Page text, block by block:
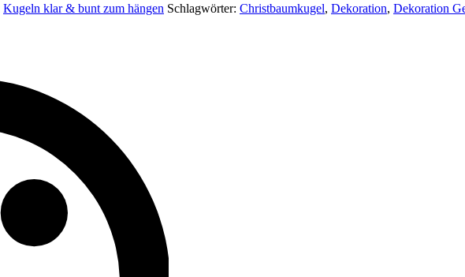
Kugeln klar & bunt zum hängen Schlagwörter: Christbaumkugel, Dekoration, Dekoration